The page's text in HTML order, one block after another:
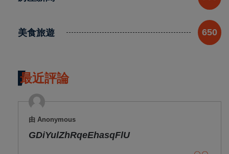
美食旅遊 650
最近評論
由 Anonymous
GDiYulZhRqeEhasqFlU